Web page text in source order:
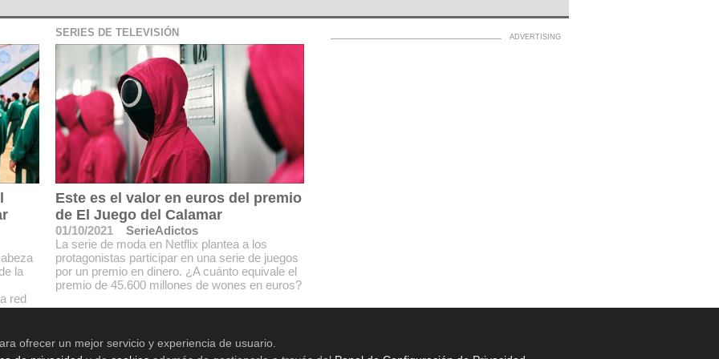
la
red
SERIES DE TELEVISIÓN
Este es el valor en euros del premio
de El Juego del Calamar
01/10/2021
SerieAdictos
La serie de moda en Netflix plantea a los
protagonistas participar en una serie de juegos
por un premio en dinero. ¿A cuánto equivale el
premio de 45.600 millones de wones en euros?
ofrecer un mejor servicio y experiencia de usuario.